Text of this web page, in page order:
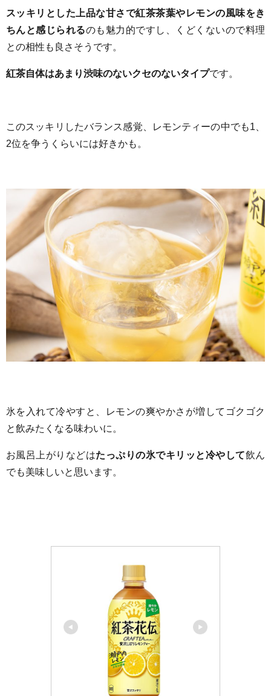
スッキリとした上品な甘さで紅茶茶葉やレモンの風味をき
ちんと感じられるのも魅力的ですし、くどくないので料理
との相性も良さそうです。
紅茶自体はあまり渋味のないクセのないタイプです。
このスッキリしたバランス感覚、レモンティーの中でも1、
2位を争うくらいには好きかも。
氷を入れて冷やすと、レモンの爽やかさが増してゴクゴク
と飲みたくなる味わいに。
お風呂上がりなどはたっぷりの氷でキリッと冷やして飲ん
でも美味しいと思います。